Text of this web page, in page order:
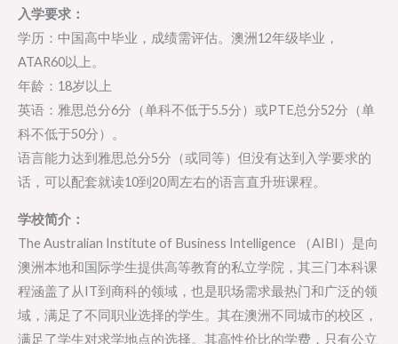
入学要求：
学历：中国高中毕业，成绩需评估。澳洲12年级毕业，
ATAR60以上。
年龄：18岁以上
英语：雅思总分6分（单科不低于5.5分）或PTE总分52分（单
科不低于50分）。
语言能力达到雅思总分5分（或同等）但没有达到入学要求的
话，可以配套就读10到20周左右的语言直升班课程。
学校简介：
The Australian Institute of Business Intelligence （AIBI）是向
澳洲本地和国际学生提供高等教育的私立学院，其三门本科课
程涵盖了从IT到商科的领域，也是职场需求最热门和广泛的领
域，满足了不同职业选择的学生。其在澳洲不同城市的校区，
满足了学生对求学地点的选择。其高性价比的学费，只有公立